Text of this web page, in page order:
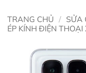
TRANG CHỦ / SỬA
ÉP KÍNH ĐIỆN THOẠI